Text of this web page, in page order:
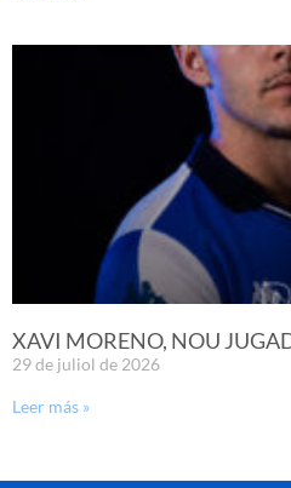
XAVI MORENO, NOU
29 de juliol de 2026
Leer más »